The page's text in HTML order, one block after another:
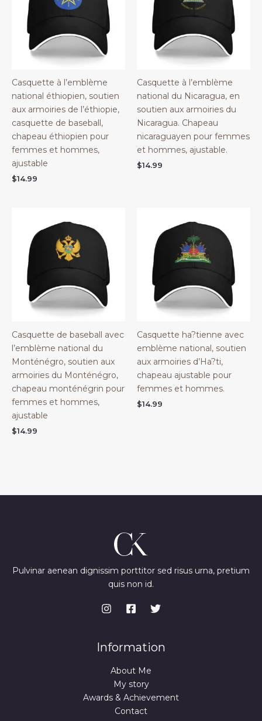
Casquette à l’emblème
national éthiopien, soutien
aux armoiries de l’éthiopie,
casquette de baseball,
chapeau éthiopien pour
femmes et hommes,
ajustable
$14.99
Casquette à l’emblème
national du Nicaragua, en
soutien aux armoiries du
Nicaragua. Chapeau
nicaraguayen pour femmes
et hommes, ajustable.
$14.99
Casquette de baseball avec
l’emblème national du
Monténégro, soutien aux
armoiries du Monténégro,
chapeau monténégrin pour
femmes et hommes,
ajustable
$14.99
Casquette ha?tienne avec
emblème national, soutien
aux armoiries d’Ha?ti,
chapeau ajustable pour
femmes et hommes.
$14.99
Pulvinar aenean dignissim porttitor sed risus urna, pretium
quis non id.
Information
About Me
My story
Awards & Achievement
Contact